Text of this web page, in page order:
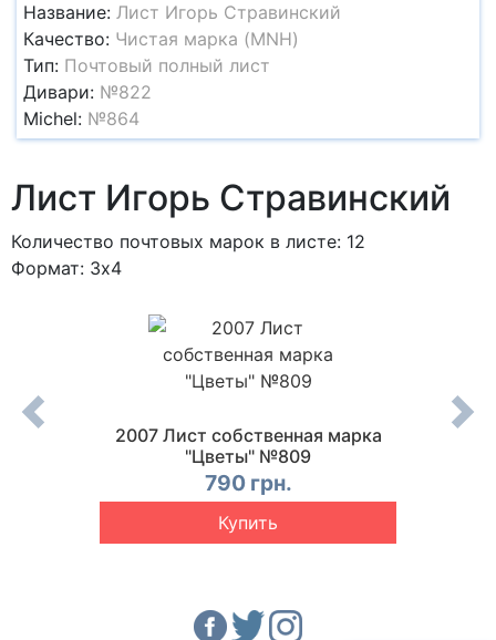
Название: Лист Игорь Стравинский
Качество: Чистая марка (MNH)
Тип: Почтовый полный лист
Дивари: №822
Michel: №864
Лист Игорь Стравинский
Количество почтовых марок в листе: 12
Формат: 3x4
2007 Лист собственная марка
"Цветы" №809
790 грн.
Купить